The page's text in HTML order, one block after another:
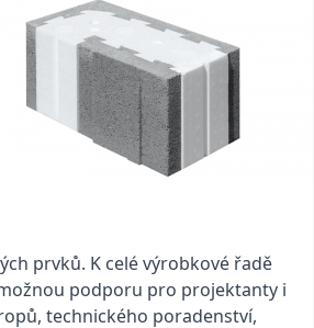
prvků. K celé výrobkové řadě
podporu pro projektanty i
technického poradenství,